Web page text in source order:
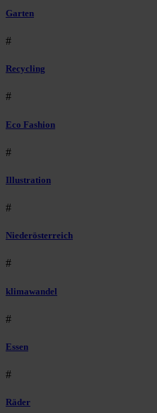
Garten
#
Recycling
#
Eco Fashion
#
Illustration
#
Niederösterreich
#
klimawandel
#
Essen
#
Räder